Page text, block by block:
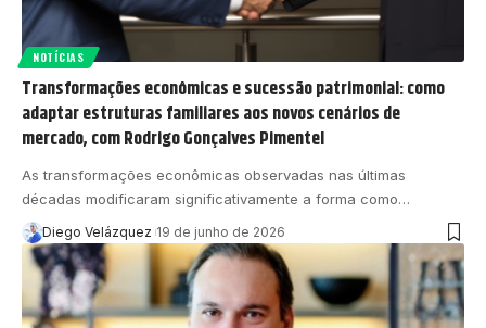
NOTÍCIAS
Transformações econômicas e sucessão patrimonial: como
adaptar estruturas familiares aos novos cenários de
mercado, com Rodrigo Gonçalves Pimentel
As transformações econômicas observadas nas últimas
décadas modificaram significativamente a forma como…
Diego Velázquez 19 de junho de 2026